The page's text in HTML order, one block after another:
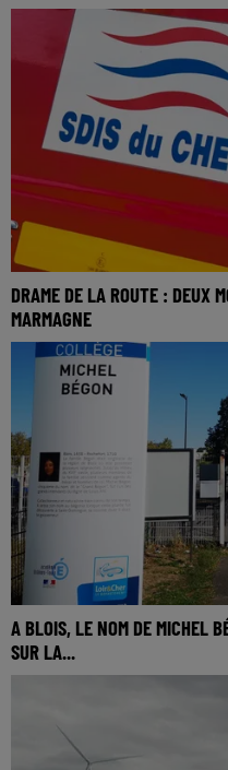
DRAME DE LA ROUTE : DEUX
MARMAGNE
A BLOIS, LE NOM DE MICHEL
SUR LA...